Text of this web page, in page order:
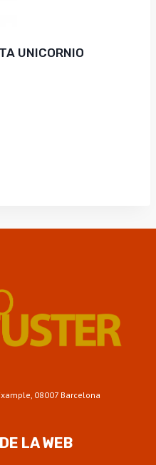
UNICORNIO
08007 Barcelona
LA WEB